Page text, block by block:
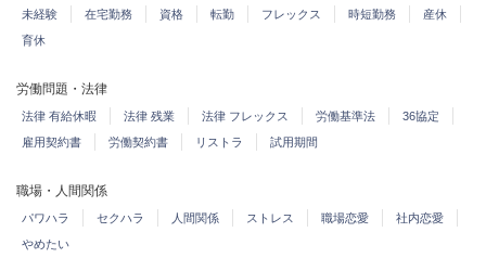
未経験
在宅勤務 資格 転勤 フレックス 時短勤務
産休
育休
労働問題・法律
法律 有給休暇 法律 残業 法律 フレックス 労働基準法
36協定
雇用契約書
労働契約書 リストラ 試用期間
職場・人間関係
パワハラ セクハラ 人間関係 ストレス 職場恋愛
社内恋愛
やめたい